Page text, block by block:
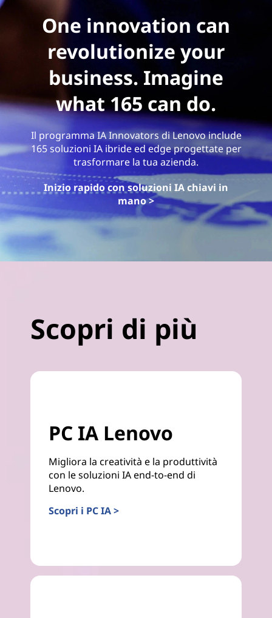
One innovation can
revolutionize your
business. Imagine
what 165 can do.
Il programma IA Innovators di Lenovo include
165 soluzioni IA ibride ed edge progettate per
trasformare la tua azienda.
Inizio rapido con soluzioni IA chiavi in
mano >
Scopri di più
PC IA Lenovo
Migliora la creatività e la produttività
con le soluzioni IA end-to-end di
Lenovo.
Scopri i PC IA >